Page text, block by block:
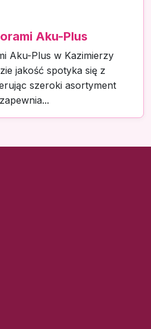
Aku-Plus
Aku-Plus w Kazimierzy
jakość spotyka się z
szeroki asortyment